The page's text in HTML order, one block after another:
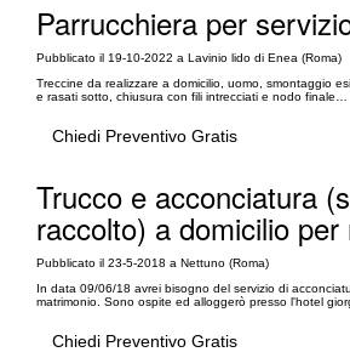
Parrucchiera per
Pubblicato il 19-10-2022 a Lavinio lido di Enea (Roma)
Treccine da realizzare a domicilio, uomo, smontaggio
e rasati sotto, chiusura con fili intrecciati e nodo finale…
Chiedi Preventivo Gratis
Trucco e acconciatura
raccolto) a domicilio
Pubblicato il 23-5-2018 a Nettuno (Roma)
In data 09/06/18 avrei bisogno del servizio di
matrimonio. Sono ospite ed alloggerò presso l'hotel
Chiedi Preventivo Gratis